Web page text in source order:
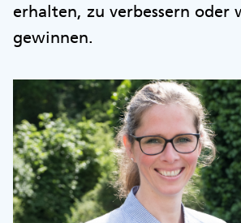
erhalten, zu verbessern oder
gewinnen.